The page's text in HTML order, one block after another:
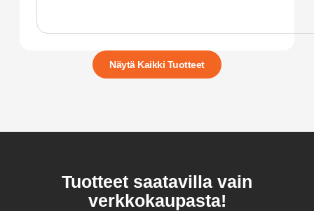
Näytä Kaikki Tuotteet
Tuotteet saatavilla vain
verkkokaupasta!